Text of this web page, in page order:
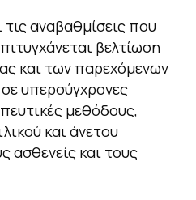
τις αναβαθμίσεις που
βελτίωση
και των παρεχόμενων
υπερσύγχρονες
μεθόδους,
και άνετου
ασθενείς και τους